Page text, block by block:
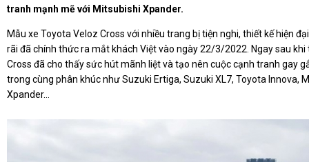
tranh mạnh mẽ với Mitsubishi Xpander.
Mẫu xe Toyota Veloz Cross với nhiều trang bị tiện nghi, thiết kế hiện
rãi đã chính thức ra mắt khách Việt vào ngày 22/3/2022. Ngay sau khi
Cross đã cho thấy sức hút mãnh liệt và tạo nên cuộc cạnh tranh gay
trong cùng phân khúc như Suzuki Ertiga, Suzuki XL7, Toyota Innova,
Xpander…